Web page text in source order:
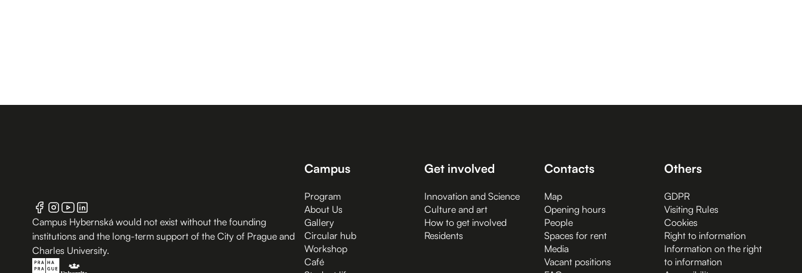
Campus Hybernská would not exist without the founding
institutions and the long-term support of the City of Prague and
Charles University.
Campus
Program
About Us
Gallery
Circular hub
Workshop
Café
Get involved
Innovation and Science
Culture and art
How to get involved
Residents
Contacts
Map
Opening hours
People
Spaces for rent
Media
Vacant positions
Others
GDPR
Visiting Rules
Cookies
Right to information
Information on the right
to information